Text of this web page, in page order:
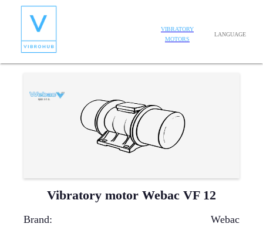
VIBRATORY
MOTORS
LANGUAGE
Vibratory motor Webac VF 12
Brand:
Webac